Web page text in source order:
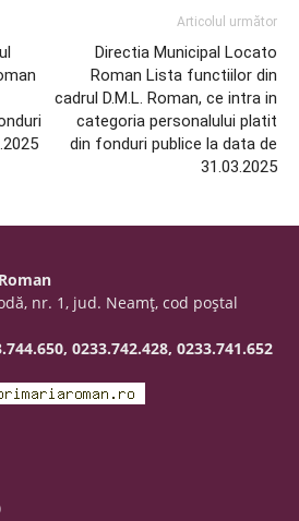
Articolul următor
Directia Municipal Locato
Roman Lista functiilor din
cadrul D.M.L. Roman, ce intra in
categoria personalului platit
din fonduri publice la data de
31.03.2025
nr. 1, jud. Neamţ, cod poştal
0233.742.428, 0233.741.652